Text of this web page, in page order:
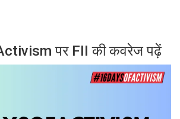
पर FII की कवरेज पढ़ें